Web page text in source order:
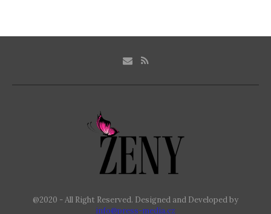
@2020 - All Right Reserved. Designed and Developed by
info@press-media.cz